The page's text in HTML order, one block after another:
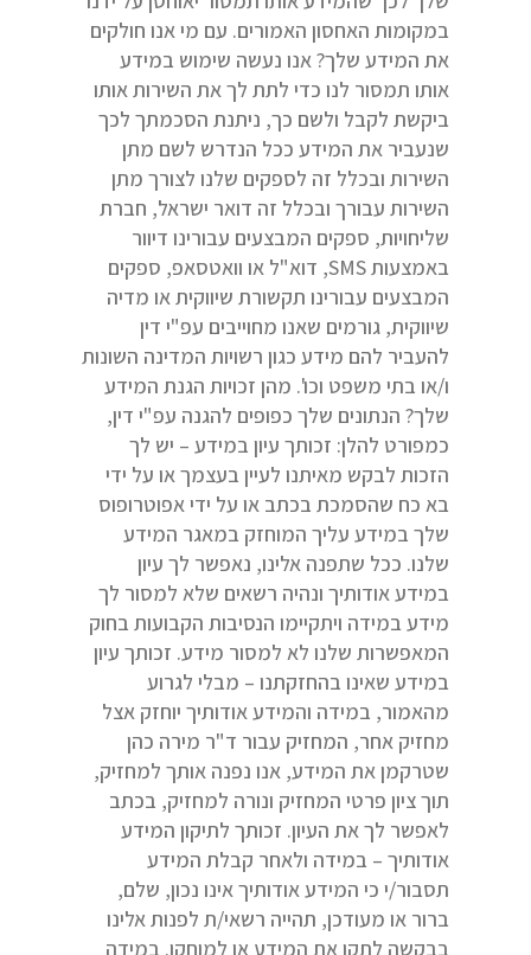
במקומות האחסון האמורים. עם מי אנו חולקים
את המידע שלך? אנו נעשה שימוש במידע
אותו תמסור לנו כדי לתת לך את השירות אותו
ביקשת לקבל ולשם כך, ניתנת הסכמתך לכך
שנעביר את המידע ככל הנדרש לשם מתן
השירות ובכלל זה לספקים שלנו לצורך מתן
השירות עבורך ובכלל זה דואר ישראל, חברת
שליחויות, ספקים המבצעים עבורינו דיוור
באמצעות SMS, דוא"ל או וואטסאפ, ספקים
המבצעים עבורינו תקשורת שיווקית או מדיה
שיווקית, גורמים שאנו מחוייבים עפ"י דין
להעביר להם מידע כגון רשויות המדינה השונות
ו/או בתי משפט וכו'. מהן זכויות הגנת המידע
שלך? הנתונים שלך כפופים להגנה עפ"י דין,
כמפורט להלן: זכותך עיון במידע – יש לך
הזכות לבקש מאיתנו לעיין בעצמך או על ידי
בא כח שהסמכת בכתב או על ידי אפוטרופוס
שלך במידע עליך המוחזק במאגר המידע
שלנו. ככל שתפנה אלינו, נאפשר לך עיון
במידע אודותיך ונהיה רשאים שלא למסור לך
מידע במידה ויתקיימו הנסיבות הקבועות בחוק
המאפשרות שלנו לא למסור מידע. זכותך עיון
במידע שאינו בהחזקתנו – מבלי לגרוע
מהאמור, במידה והמידע אודותיך יוחזק אצל
מחזיק אחר, המחזיק עבור ד"ר מירה כהן
שטרקמן את המידע, אנו נפנה אותך למחזיק,
תוך ציון פרטי המחזיק ונורה למחזיק, בכתב
לאפשר לך את העיון. זכותך לתיקון המידע
אודותיך – במידה ולאחר קבלת המידע
תסבור/י כי המידע אודותיך אינו נכון, שלם,
ברור או מעודכן, תהייה רשאי/ת לפנות אלינו
בבקשה לתקן את המידע או למוחקו. במידה